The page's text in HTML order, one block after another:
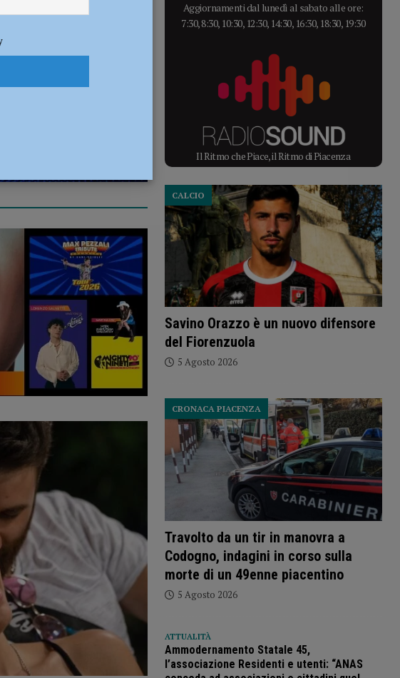
le città
Aggiornamenti dal lunedì al sabato alle ore:
7:30, 8:30, 10:30, 12:30, 14:30, 16:30, 18:30, 19:30
Il Ritmo che Piace, il Ritmo di Piacenza
Savino Orazzo è un nuovo difensore
del Fiorenzuola
CALCIO
5 Agosto 2026
Travolto da un tir in manovra a
Codogno, indagini in corso sulla
morte di un 49enne piacentino
CRONACA PIACENZA
5 Agosto 2026
ATTUALITÀ
Ammodernamento Statale 45,
l’associazione Residenti e utenti: “ANAS